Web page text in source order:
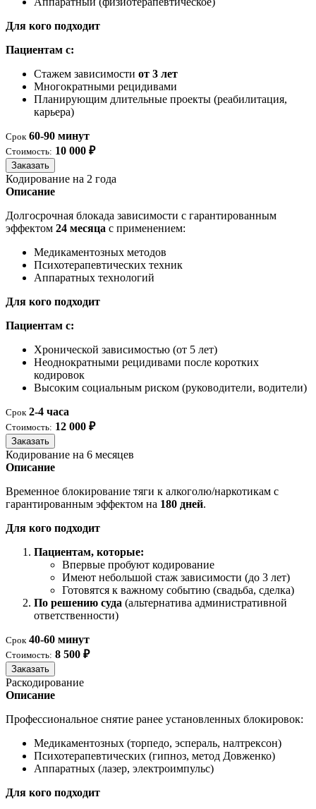
Для кого подходит
Пациентам с:
Стажем зависимости от 3 лет
Многократными рецидивами
Планирующим длительные проекты (реабилитация,
карьера)
Срок 60-90 минут
Стоимость: 10 000 ₽
Заказать
Кодирование на 2 года
Описание
Долгосрочная блокада зависимости с гарантированным
эффектом 24 месяца с применением:
Медикаментозных методов
Психотерапевтических техник
Аппаратных технологий
Для кого подходит
Пациентам с:
Хронической зависимостью (от 5 лет)
Неоднократными рецидивами после коротких
кодировок
Высоким социальным риском (руководители, водители)
Срок 2-4 часа
Стоимость: 12 000 ₽
Заказать
Кодирование на 6 месяцев
Описание
Временное блокирование тяги к алкоголю/наркотикам с
гарантированным эффектом на 180 дней.
Для кого подходит
Пациентам, которые:
Впервые пробуют кодирование
Имеют небольшой стаж зависимости (до 3 лет)
Готовятся к важному событию (свадьба, сделка)
По решению суда (альтернатива административной
ответственности)
Срок 40-60 минут
Стоимость: 8 500 ₽
Заказать
Раскодирование
Описание
Профессиональное снятие ранее установленных блокировок:
Медикаментозных (торпедо, эспераль, налтрексон)
Психотерапевтических (гипноз, метод Довженко)
Аппаратных (лазер, электроимпульс)
Для кого подходит